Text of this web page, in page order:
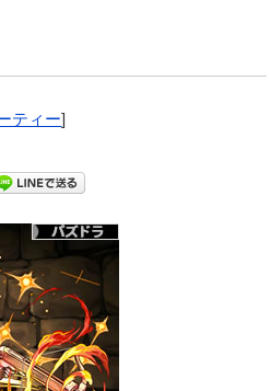
ティー]